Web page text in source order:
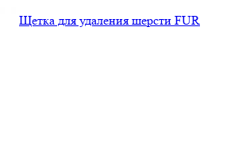
Щетка для удаления шерсти FUR